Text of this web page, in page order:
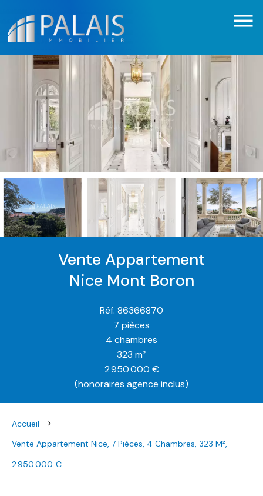
Vente Appartement
Nice Mont Boron
Réf. 86366870
7 pièces
4 chambres
323 m²
2 950 000 €
(honoraires agence inclus)
Accueil
Vente Appartement Nice, 7 Pièces, 4 Chambres, 323 M²,
2 950 000 €